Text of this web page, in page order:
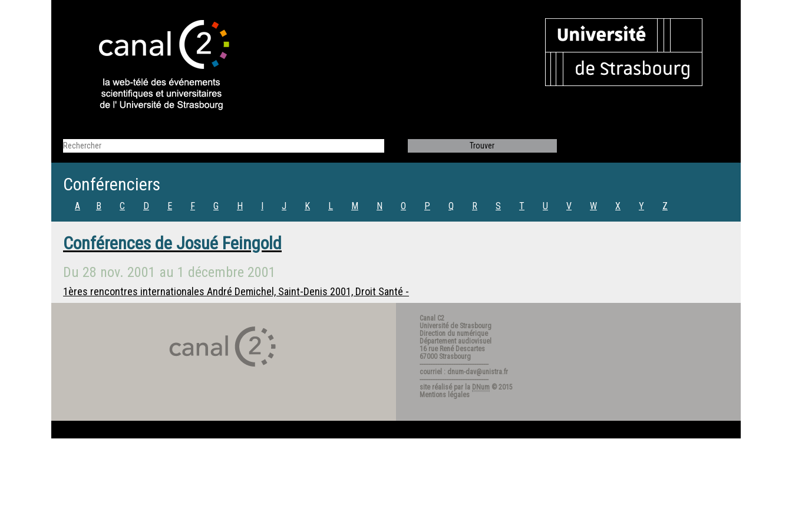
Conférenciers
A B C D E F G H I J K L M N O P Q R S T U V W X Y Z
Conférences de Josué Feingold
Du 28 nov. 2001 au 1 décembre 2001
1ères rencontres internationales André Demichel, Saint-Denis 2001, Droit Santé -
Canal C2
Université de Strasbourg
Direction du numérique
Département audiovisuel
16 rue René Descartes
67000 Strasbourg
---------------------------------------
courriel : dnum-dav@unistra.fr
---------------------------------------
site réalisé par la DNum © 2015
Mentions légales